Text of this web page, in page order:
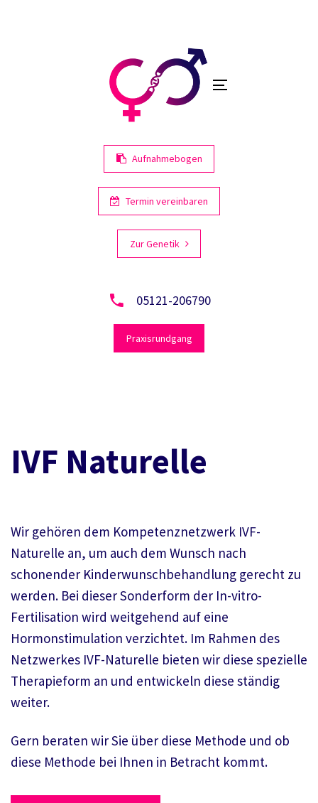
überspringen
Toggle
Aufnahmebogen
Termin vereinbaren
Zur Genetik
05121-206790
Praxisrundgang
IVF Naturelle
Wir gehören dem Kompetenznetzwerk IVF-
Naturelle an, um auch dem Wunsch nach
schonender Kinderwunschbehandlung gerecht zu
werden. Bei dieser Sonderform der In-vitro-
Fertilisation wird weitgehend auf eine
Hormonstimulation verzichtet. Im Rahmen des
Netzwerkes IVF-Naturelle bieten wir diese spezielle
Therapieform an und entwickeln diese ständig
weiter.
Gern beraten wir Sie über diese Methode und ob
diese Methode bei Ihnen in Betracht kommt.